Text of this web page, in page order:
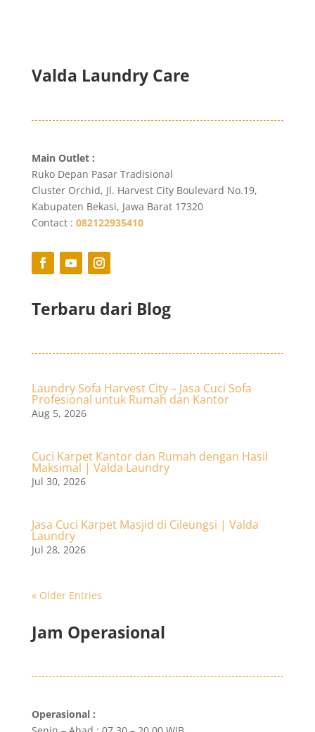
Valda Laundry Care
Main Outlet :
Ruko Depan Pasar Tradisional
Cluster Orchid, Jl. Harvest City Boulevard No.19,
Kabupaten Bekasi, Jawa Barat 17320
Contact : 082122935410
Terbaru dari Blog
Laundry Sofa Harvest City – Jasa Cuci Sofa
Profesional untuk Rumah dan Kantor
Aug 5, 2026
Cuci Karpet Kantor dan Rumah dengan Hasil
Maksimal | Valda Laundry
Jul 30, 2026
Jasa Cuci Karpet Masjid di Cileungsi | Valda
Laundry
Jul 28, 2026
« Older Entries
Jam Operasional
Operasional :